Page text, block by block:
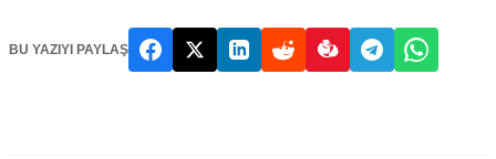
BU YAZIYI PAYLAŞ